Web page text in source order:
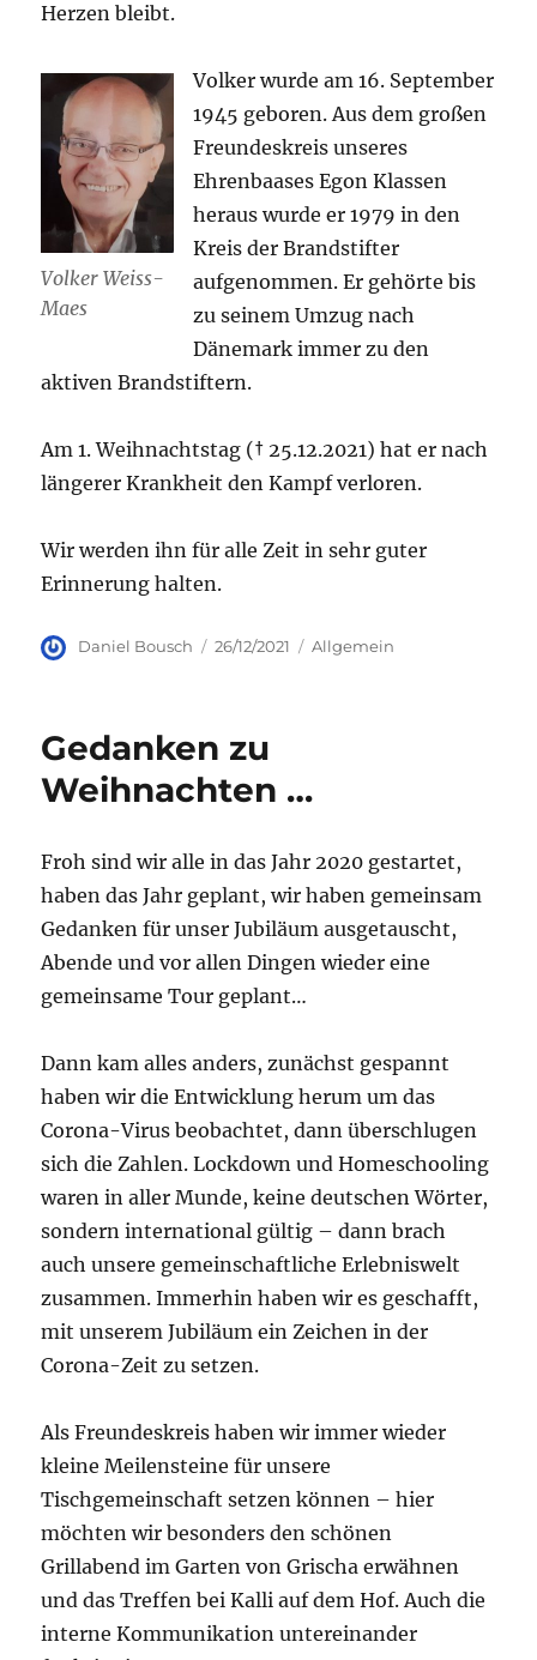
Herzen bleibt.
Volker Weiss-
Maes
Volker wurde am 16. September
1945 geboren. Aus dem großen
Freundeskreis unseres
Ehrenbaases Egon Klassen
heraus wurde er 1979 in den
Kreis der Brandstifter
aufgenommen. Er gehörte bis
zu seinem Umzug nach
Dänemark immer zu den
aktiven Brandstiftern.
Am 1. Weihnachtstag († 25.12.2021) hat er nach
längerer Krankheit den Kampf verloren.
Wir werden ihn für alle Zeit in sehr guter
Erinnerung halten.
Autor
Daniel Bousch
Veröffentlicht
26/12/2021 Kategorien
Allgemein
Gedanken zu
Weihnachten …
Froh sind wir alle in das Jahr 2020 gestartet,
haben das Jahr geplant, wir haben gemeinsam
Gedanken für unser Jubiläum ausgetauscht,
Abende und vor allen Dingen wieder eine
gemeinsame Tour geplant…
Dann kam alles anders, zunächst gespannt
haben wir die Entwicklung herum um das
Corona-Virus beobachtet, dann überschlugen
sich die Zahlen. Lockdown und Homeschooling
waren in aller Munde, keine deutschen Wörter,
sondern international gültig – dann brach
auch unsere gemeinschaftliche Erlebniswelt
zusammen. Immerhin haben wir es geschafft,
mit unserem Jubiläum ein Zeichen in der
Corona-Zeit zu setzen.
Als Freundeskreis haben wir immer wieder
kleine Meilensteine für unsere
Tischgemeinschaft setzen können – hier
möchten wir besonders den schönen
Grillabend im Garten von Grischa erwähnen
und das Treffen bei Kalli auf dem Hof. Auch die
interne Kommunikation untereinander